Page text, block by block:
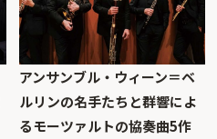
アンサンブル・ウィーン＝ベ
ルリンの名手たちと群響によ
るモーツァルトの協奏曲5作